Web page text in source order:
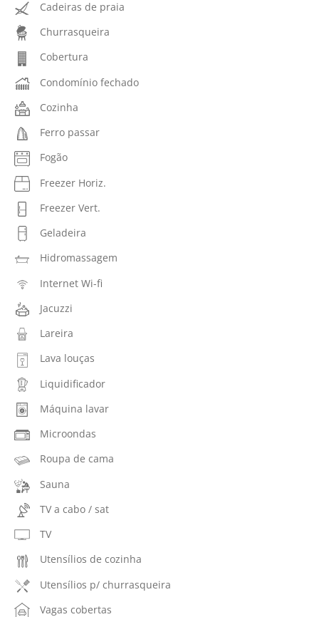
Cadeiras de praia
Churrasqueira
Cobertura
Condomínio fechado
Cozinha
Ferro passar
Fogão
Freezer Horiz.
Freezer Vert.
Geladeira
Hidromassagem
Internet Wi-fi
Jacuzzi
Lareira
Lava louças
Liquidificador
Máquina lavar
Microondas
Roupa de cama
Sauna
TV a cabo / sat
TV
Utensílios de cozinha
Utensílios p/ churrasqueira
Vagas cobertas